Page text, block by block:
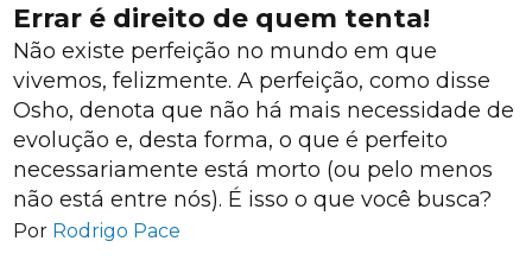
Errar é direito de quem tenta!
Não existe perfeição no mundo em que
vivemos, felizmente. A perfeição, como disse
Osho, denota que não há mais necessidade de
evolução e, desta forma, o que é perfeito
necessariamente está morto (ou pelo menos
não está entre nós). É isso o que você busca?
Por Rodrigo Pace